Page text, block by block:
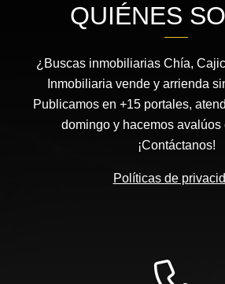
QUIÉNES
¿Buscas inmobiliarias Chía,
Inmobiliaria vende y arrienda
Publicamos en +15 portales,
domingo y hacemos avalúos
¡Contáctanos!
Políticas de